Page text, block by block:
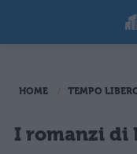
HOME TEMPO
I romanzi di